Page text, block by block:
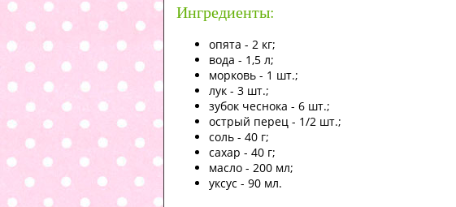
Ингредиенты:
опята - 2 кг;
вода - 1,5 л;
морковь - 1 шт.;
лук - 3 шт.;
зубок чеснока - 6 шт.;
острый перец - 1/2 шт.;
соль - 40 г;
сахар - 40 г;
масло - 200 мл;
уксус - 90 мл.